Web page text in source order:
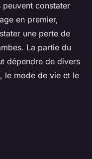
peuvent constater
en premier,
une perte de
La partie du
dépendre de divers
le mode de vie et le